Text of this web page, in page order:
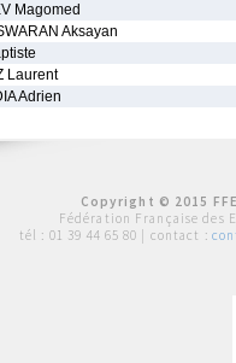
Magomed
Aksayan
Laurent
Adrien
Copyright © 2015
Fédération Française des
tél : 01 39 44 65 80 | contact :